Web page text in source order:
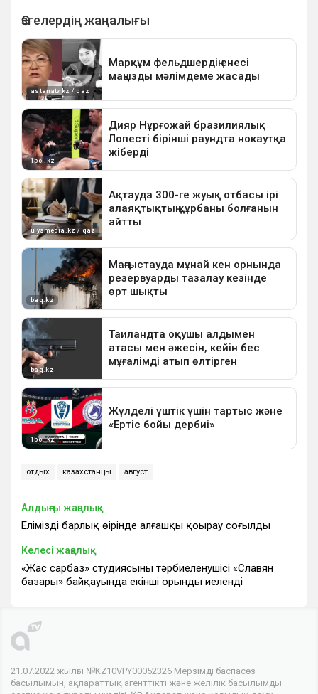
отдых казахстанцы август
Алдыңғы жаңалық
Еліміздің барлық өңірінде алғашқы қоңырау соғылды
Келесі жаңалық
«Жас сарбаз» студиясының тәрбиеленушісі «Славян
базары» байқауында екінші орынды иеленді
21.07.2022 жылғы №KZ10VPY00052326 Мерзімді баспасөз
басылымын, ақпараттық агенттікті және желілік басылымды